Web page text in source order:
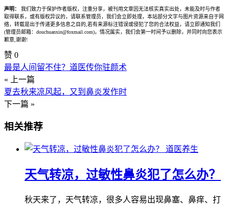
声明：
我们致力于保护作者版权，注重分享，被刊用文章因无法核实真实出处，未能及时与作者
取得联系，或有版权异议的，请联系管理员，我们会立即处理，本站部分文字与图片资源来自于网
络，转载是出于传递更多信息之目的,若有来源标注错误或侵犯了您的合法权益，请立即通知我们
(管理员邮箱：douchuanxin@foxmail.com)，情况属实，我们会第一时间予以删除，并同时向您表示
歉意,谢谢!
赞 0
最是人间留不住？道医传你驻颜术
« 上一篇
夏去秋来凉风起，又到鼻炎发作时
下一篇 »
相关推荐
道医养生
天气转凉，过敏性鼻炎犯了怎么办？
秋天来了，天气转凉，很多人容易出现鼻塞、鼻痒、打